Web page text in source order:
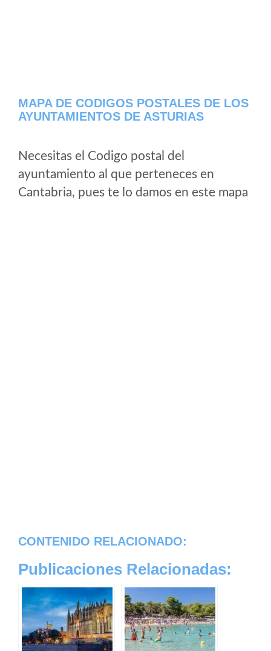
MAPA DE CODIGOS POSTALES DE LOS
AYUNTAMIENTOS DE ASTURIAS
Necesitas el Codigo postal del
ayuntamiento al que perteneces en
Cantabria, pues te lo damos en este mapa
CONTENIDO RELACIONADO:
Publicaciones Relacionadas: